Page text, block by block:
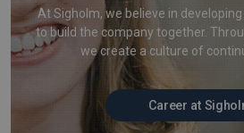
At Sigholm, we believe in
to build the company together.
we create a culture of
Career at